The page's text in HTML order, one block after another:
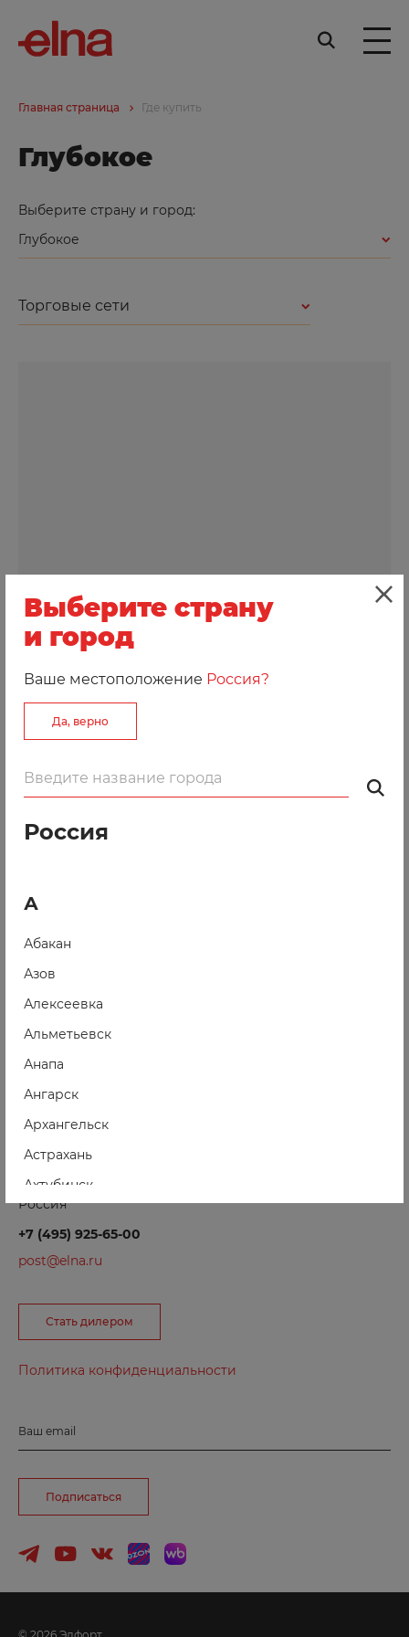
Главная страница Где купить
Глубокое
Выберите страну и город:
Глубокое
Торговые сети
275
+375 (25) 670-07-00
275@5element.by
Россия
+7 (495) 925-65-00
post@elna.ru
Стать дилером
Политика конфиденциальности
Ваш email
Подписаться
Выберите страну
и город
Ваше местоположение Россия?
Да, верно
Россия
А
Абакан
Азов
Алексеевка
Альметьевск
Анапа
Ангарск
Архангельск
Астрахань
Ахтубинск
Б
Балаково
Балашиха
Барнаул
Борзя
Бородино
Брянск
Буйнакск